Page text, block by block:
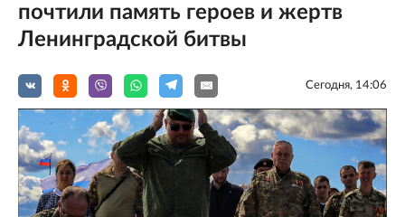
почтили память героев и жертв
Ленинградской битвы
Сегодня, 14:06